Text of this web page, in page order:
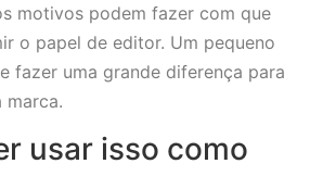
motivos podem fazer com que
o papel de editor. Um pequeno
fazer uma grande diferença para
marca.
usar isso como